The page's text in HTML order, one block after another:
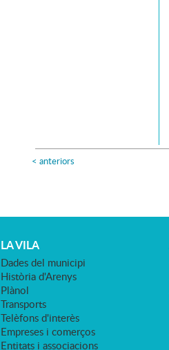
< anteriors
LA VILA
Dades del municipi
Història d'Arenys
Plànol
Transports
Telèfons d'interès
Empreses i comerços
Entitats i associacions